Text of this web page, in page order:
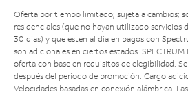
Oferta por tiempo limitado; sujeta a cambios;
residenciales (que no hayan utilizado servicios
30 días) y que estén al día en pagos con
son adicionales en ciertos estados. SPECTRUM
oferta con base en requisitos de elegibilidad.
después del período de promoción. Cargo
Velocidades basadas en conexión alámbrica.